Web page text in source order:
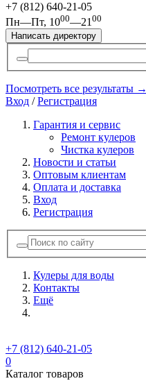
+7 (812) 640-21-05
Пн—Пт, 1000—21 00
Написать директору
Посмотреть все результаты →
Вход /Регистрация
Гарантия и сервис
Ремонт кулеров
Чистка кулеров
Новости и статьи
Оптовым клиентам
Оплата и доставка
Вход
Регистрация
Кулеры для воды
Контакты
Ещё
+7 (812) 640-21-05
0
Каталог товаров